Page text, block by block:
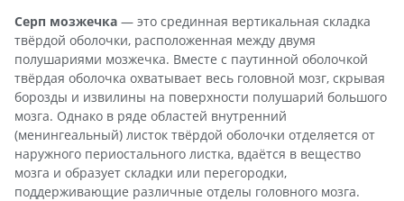
Серп мозжечка — это срединная вертикальная складка
твёрдой оболочки, расположенная между двумя
полушариями мозжечка. Вместе с паутинной оболочкой
твёрдая оболочка охватывает весь головной мозг, скрывая
борозды и извилины на поверхности полушарий большого
мозга. Однако в ряде областей внутренний
(менингеальный) листок твёрдой оболочки отделяется от
наружного периостального листка, вдаётся в вещество
мозга и образует складки или перегородки,
поддерживающие различные отделы головного мозга.